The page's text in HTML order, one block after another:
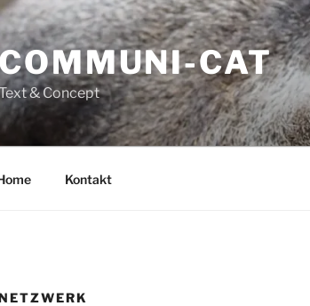
CAT
& Concept
Kontakt